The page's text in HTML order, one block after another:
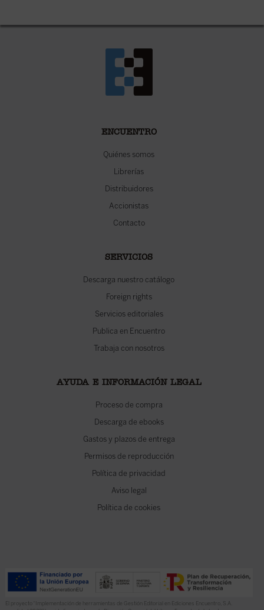
ENCUENTRO
Quiénes somos
Librerías
Distribuidores
Accionistas
Contacto
SERVICIOS
Descarga nuestro catálogo
Foreign rights
Servicios editoriales
Publica en Encuentro
Trabaja con nosotros
AYUDA E INFORMACIÓN LEGAL
Proceso de compra
Descarga de ebooks
Gastos y plazos de entrega
Permisos de reproducción
Política de privacidad
Aviso legal
Política de cookies
El proyecto “Implementación de herramientas de Gestión Editorial en Ediciones Encuentro, S.A.